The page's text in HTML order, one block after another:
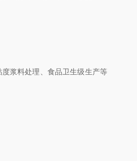
浆料处理、食品卫生级生产等